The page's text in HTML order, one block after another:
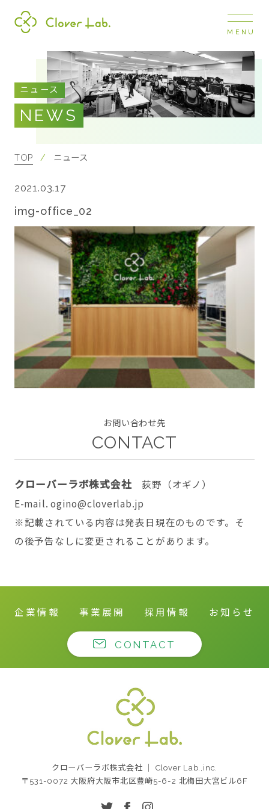
COMPANY
企業情報
ナビ
事業展開
RECRUIT
採用情報
NEWS
お知らせ
MENU
ニュース
NEWS
TOP ニュース
img-office_02
2021.03.17
お問い合わせ先
CONTACT
クローバーラボ株式会社 荻野（オギノ）
E-mail. ogino@cloverlab.jp
※記載されている内容は発表日現在のものです。そ
の後予告なしに変更されることがあります。
企業情報 事業展開 採用情報 お知らせ
CONTACT
会社
クローバーラボ株式会社 ｜ Clover Lab.,inc.
〒531-0072 大阪府大阪市北区豊崎5-6-2 北梅田大宮ビル6F